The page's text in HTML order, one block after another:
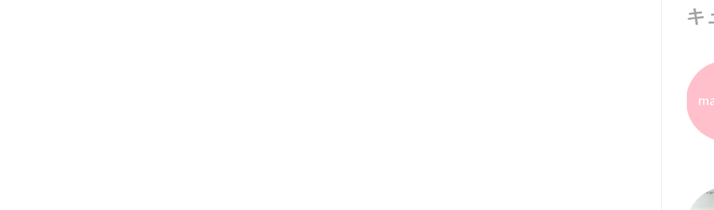
キ